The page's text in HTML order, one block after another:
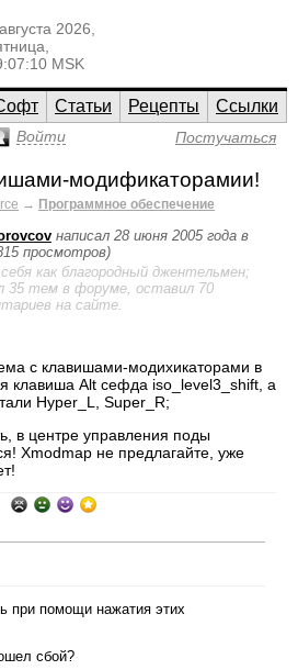
2026,
MSK
Статьи Рецепты
Ссылки
Войти Постучаться
модификаторамии!
→ Программное обеспечение
написал 28 июня 2005 года в
просмотров)
как благородный джентельмен;
35 тем в форуме, оставил 70
на сайте.
с клавишами-модихикаторами в
клавиша Alt сефда iso_level3_shift, а
Hyper_L, Super_R;
в центре управления поды
Xmodmap не предлагайте, уже
при помощи нажатия этих
сбой?